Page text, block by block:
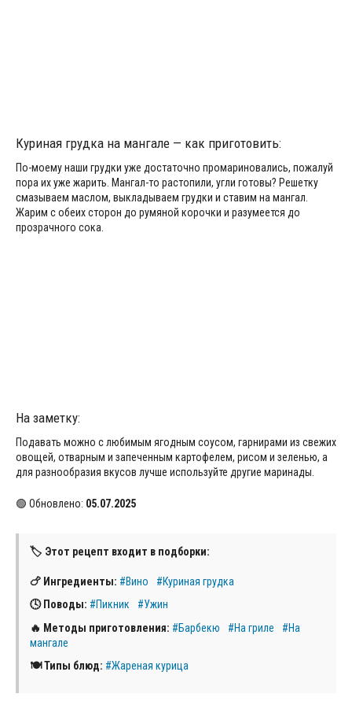
Куриная грудка на мангале — как приготовить:
По-моему наши грудки уже достаточно промариновались, пожалуй
пора их уже жарить. Мангал-то растопили, угли готовы? Решетку
смазываем маслом, выкладываем грудки и ставим на мангал.
Жарим с обеих сторон до румяной корочки и разумеется до
прозрачного сока.
На заметку:
Подавать можно с любимым ягодным соусом, гарнирами из свежих
овощей, отварным и запеченным картофелем, рисом и зеленью, а
для разнообразия вкусов лучше используйте другие маринады.
🟢 Обновлено: 05.07.2025
🏷 Этот рецепт входит в подборки:
🍗 Ингредиенты: #Вино
#Куриная грудка
🕓 Поводы: #Пикник
#Ужин
🔥 Методы приготовления: #Барбекю #На гриле
#На
мангале
🍽 Типы блюд: #Жареная курица